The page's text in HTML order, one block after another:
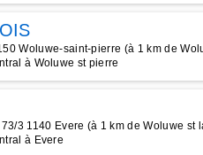
Woluwe-saint-pierre (à 1 km de
à Woluwe st pierre
3 1140 Evere (à 1 km de Woluwe st
à Evere